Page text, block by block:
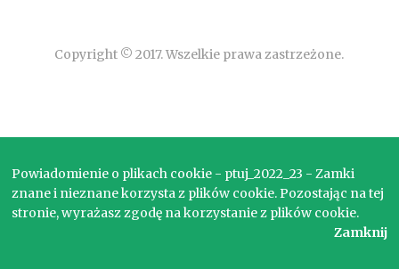
Copyright © 2017. Wszelkie prawa zastrzeżone.
Powiadomienie o plikach cookie - ptuj_2022_23 - Zamki
znane i nieznane korzysta z plików cookie. Pozostając na tej
stronie, wyrażasz zgodę na korzystanie z plików cookie.
Zamknij